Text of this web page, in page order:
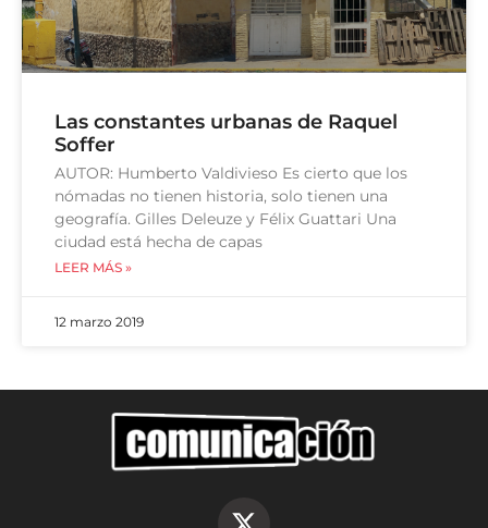
Las constantes urbanas de Raquel
Soffer
AUTOR: Humberto Valdivieso Es cierto que los
nómadas no tienen historia, solo tienen una
geografía. Gilles Deleuze y Félix Guattari Una
ciudad está hecha de capas
LEER MÁS »
12 marzo 2019